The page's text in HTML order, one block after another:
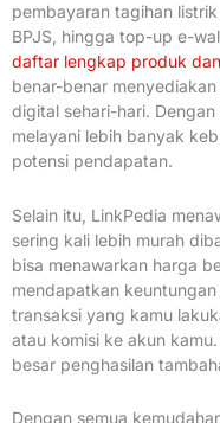
pembayaran tagihan
BPJS, hingga top-up e-
daftar lengkap produk
benar-benar
digital sehari-hari.
melayani lebih banyak
potensi pendapatan.
Selain itu, LinkPedia
sering kali lebih murah
bisa menawarkan harga
mendapatkan
transaksi yang kamu
atau komisi ke akun
besar penghasilan
Dengan semua